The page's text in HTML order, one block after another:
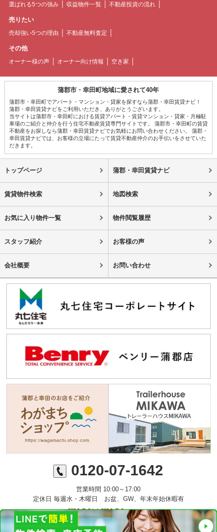
選ばれる5つの強み 収益物件一覧 不動産投資の流れ
売りたい
売却強い5つの理由 不動産無料査定
その他
オーナー様の声 オーナー向け情報 空き家
蒲郡市・幸田町地域に愛されて40年
蒲郡市・幸田町でアパート・マンション・貸家を探すなら蒲郡・幸田賃貸ナビ！
蒲郡・幸田賃貸ナビをご利用いただき、ありがとうございます。
当サイトは蒲郡市・幸田町における賃貸アパート・賃貸マンション・貸家・月極駐
車場のご紹介と仲介を行う住宅不動産賃貸専門サイトです。 蒲郡市・幸田町の賃貸
不動産をお探しなら蒲郡・幸田賃貸ナビでお気軽にお問い合わせください。 蒲郡・
幸田賃貸ナビでは、お客様の立場にたって賃貸不動産仲介のお手伝いをさせていた
だきます。
トップページ 蒲郡・幸田賃貸ナビ
賃貸物件検索 地図検索
お気に入り物件一覧 物件閲覧履歴
スタッフ紹介 お客様の声
会社概要 お問い合わせ
0120-07-1642
営業時間 10:00～17:00
定休日 毎週水・木曜日 お盆、GW、年末年始休暇有